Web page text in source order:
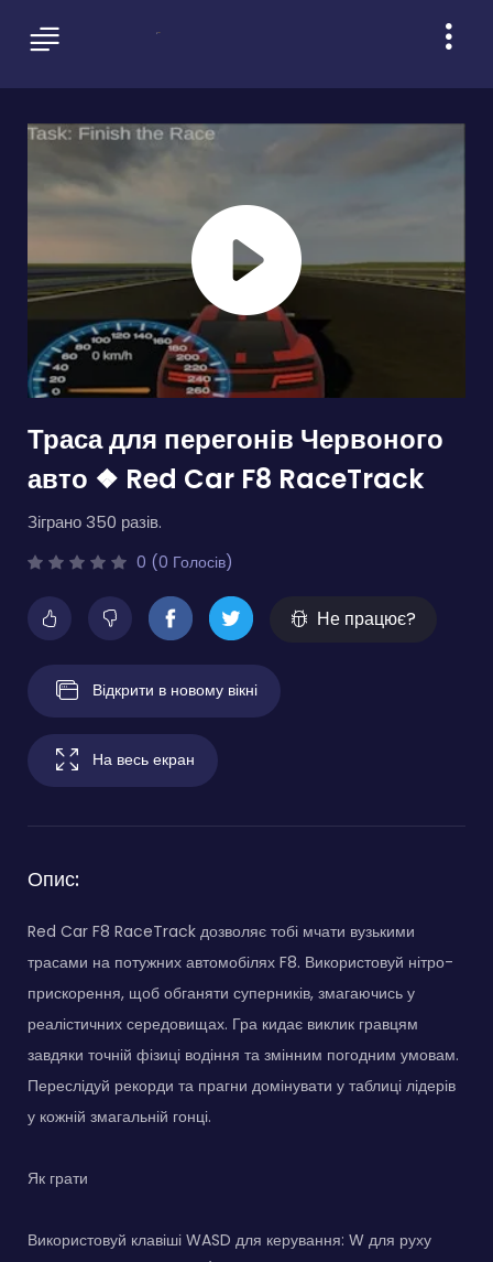
Траса для перегонів Червоного
авто ❖ Red Car F8 RaceTrack
Зіграно 350 разів.
0 (0 Голосів)
Не працює?
Відкрити в новому вікні
На весь екран
Опис:
Red Car F8 RaceTrack дозволяє тобі мчати вузькими
трасами на потужних автомобілях F8. Використовуй нітро-
прискорення, щоб обганяти суперників, змагаючись у
реалістичних середовищах. Гра кидає виклик гравцям
завдяки точній фізиці водіння та змінним погодним умовам.
Переслідуй рекорди та прагни домінувати у таблиці лідерів
у кожній змагальній гонці.
Як грати
Використовуй клавіші WASD для керування: W для руху